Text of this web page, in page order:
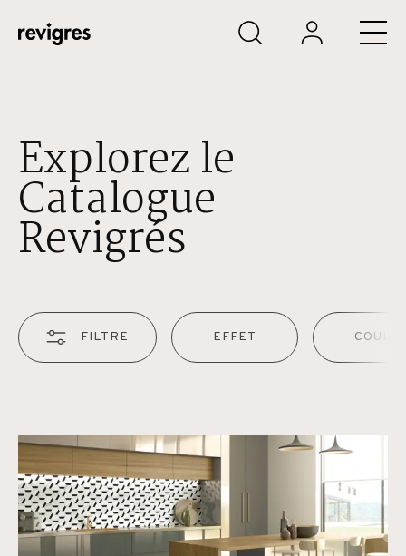
Aller au contenu principal
Explorez le
Catalogue
Revigrés
FILTRE EFFET